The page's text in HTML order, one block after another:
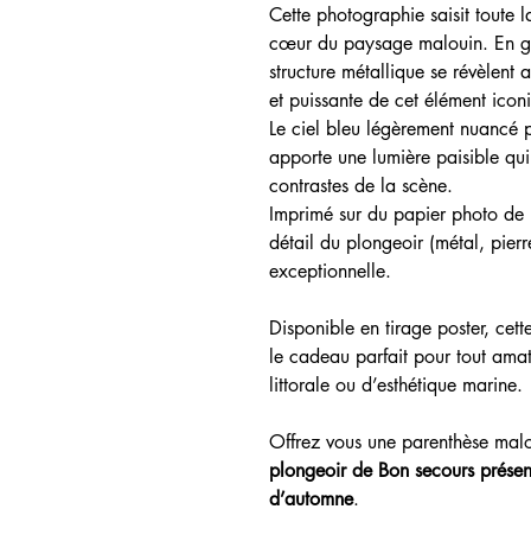
Cette photographie saisit toute
cœur du paysage malouin. En
structure métallique se révèlent
et puissante de cet élément
Le ciel bleu légèrement nuancé
apporte une lumière paisible
contrastes de la scène.
Imprimé sur du papier photo
détail du plongeoir (métal,
exceptionnelle.
Disponible en tirage poster,
le cadeau parfait pour tout
littorale ou d’esthétique marine.
Offrez vous une parenthèse
plongeoir de Bon secours
d’automne.